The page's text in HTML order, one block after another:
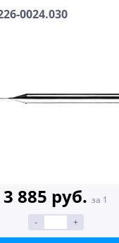
0024.030
3 885 руб. за 1
-
+